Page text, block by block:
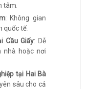
tâm.
: Không gian
quốc tế.
Cầu Giấy: Dễ
nhà hoặc nơi
tại Hai Bà
sâu cho cả